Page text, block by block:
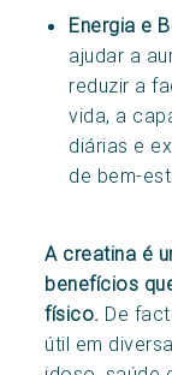
Energia e
ajudar a
reduzir a
vida, a
diárias e
de bem-
A creatina é
benefícios
físico. De
útil em